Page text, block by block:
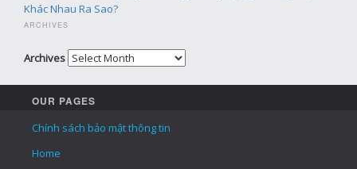
Khác Nhau Ra Sao?
ARCHIVES
Archives
OUR PAGES
Chính sách bảo mật thông tin
Home